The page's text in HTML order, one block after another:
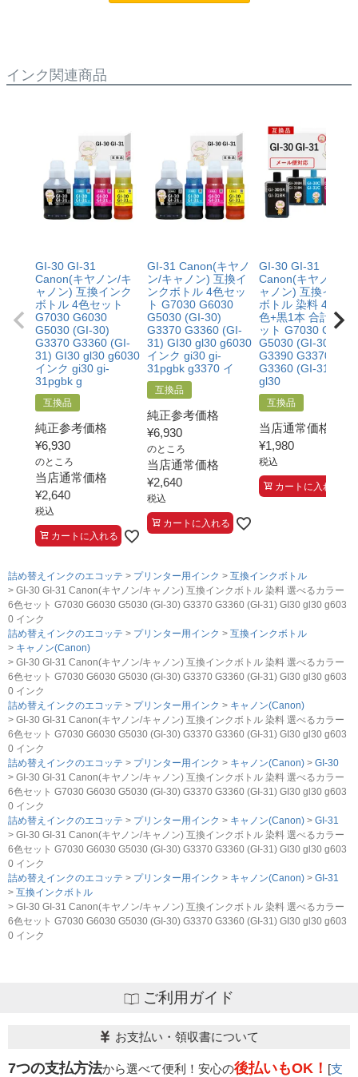
【GI-30】
【GI-31】
互換品：ブラック170ml/カラー各70ml
純正品：ブラック135ml/カラー各70ml
インク関連商品
GI-30 GI-31
Canon(キヤノン/キ
ャノン) 互換インク
ボトル 4色セット
G7030 G6030
G5030 (GI-30)
G3370 G3360 (GI-
31) GI30 gl30 g6030
インク gi30 gi-
31pgbk g
互換品
純正参考価格
¥6,930
のところ
当店通常価格
¥2,640
税込
カートに入れる
GI-31 Canon(キヤノ
ン/キャノン) 互換イ
ンクボトル 4色セッ
ト G7030 G6030
G5030 (GI-30)
G3370 G3360 (GI-
31) GI30 gl30 g6030
インク gi30 gi-
31pgbk g3370 イ
互換品
純正参考価格
¥6,930
のところ
当店通常価格
¥2,640
税込
カートに入れる
GI-30 GI-31
Canon(キヤノン/キ
ャノン) 互換インク
ボトル 染料 45ml×4
色+黒1本 合計5本
ット G7030 G6030
G5030 (GI-30)
G3390 G3370
G3360 (GI-31)
gl30
互換品
当店通常価格
¥1,980
税込
カートに入れる
詰め替えインクのエコッテ プリンター用インク
互換インクボトル
GI-30 GI-31 Canon(キヤノン/キャノン) 互換インクボトル 染料 選べるカラー
6色セット G7030 G6030 G5030 (GI-30) G3370 G3360 (GI-31) GI30 gl30 g603
0 インク
詰め替えインクのエコッテ
プリンター用インク
互換インクボトル
キャノン(Canon)
GI-30 GI-31 Canon(キヤノン/キャノン) 互換インクボトル 染料 選べるカラー
6色セット G7030 G6030 G5030 (GI-30) G3370 G3360 (GI-31) GI30 gl30 g603
0 インク
詰め替えインクのエコッテ
プリンター用インク
キャノン(Canon)
GI-30 GI-31 Canon(キヤノン/キャノン) 互換インクボトル 染料 選べるカラー
6色セット G7030 G6030 G5030 (GI-30) G3370 G3360 (GI-31) GI30 gl30 g603
0 インク
詰め替えインクのエコッテ
プリンター用インク キャノン(Canon)
GI-30
GI-30 GI-31 Canon(キヤノン/キャノン) 互換インクボトル 染料 選べるカラー
6色セット G7030 G6030 G5030 (GI-30) G3370 G3360 (GI-31) GI30 gl30 g603
0 インク
詰め替えインクのエコッテ
プリンター用インク キャノン(Canon)
GI-31
GI-30 GI-31 Canon(キヤノン/キャノン) 互換インクボトル 染料 選べるカラー
6色セット G7030 G6030 G5030 (GI-30) G3370 G3360 (GI-31) GI30 gl30 g603
0 インク
詰め替えインクのエコッテ
プリンター用インク キャノン(Canon)
GI-31
互換インクボトル
GI-30 GI-31 Canon(キヤノン/キャノン) 互換インクボトル 染料 選べるカラー
6色セット G7030 G6030 G5030 (GI-30) G3370 G3360 (GI-31) GI30 gl30 g603
0 インク
ご利用ガイド
お支払い・領収書について
7つの支払方法から選べて便利！安心の後払いもOK！ [支